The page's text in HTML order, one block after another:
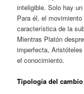
inteligible. Solo hay
Para él, el
característica de la
Mientras Platón
imperfecta,
el conocimiento.
Tipología del